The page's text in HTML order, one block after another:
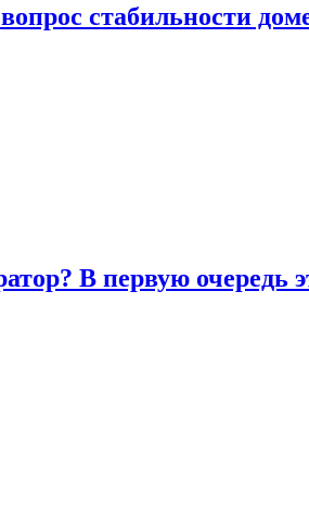
стабильности
В первую очередь